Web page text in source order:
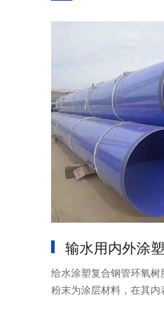
输水用内外涂
给水涂塑复合钢管环氧
粉末为涂层材料，在其内